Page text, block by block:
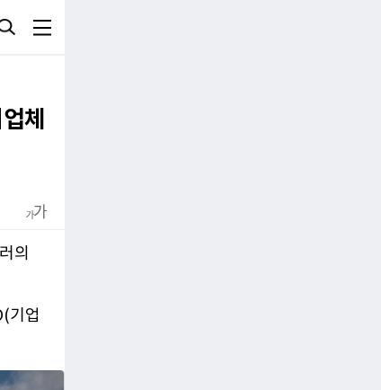
체
의
기업